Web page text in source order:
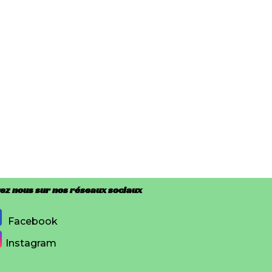
nous sur nos réseaux sociaux
Facebook
Instagram